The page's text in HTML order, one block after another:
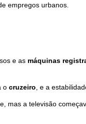
empregos urbanos.
e as máquinas
o cruzeiro , e a
mas a televisão